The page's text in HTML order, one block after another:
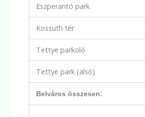
Eszperantó park
Kossuth tér
Tettye parkoló
Tettye park (alsó)
Belváros összesen: